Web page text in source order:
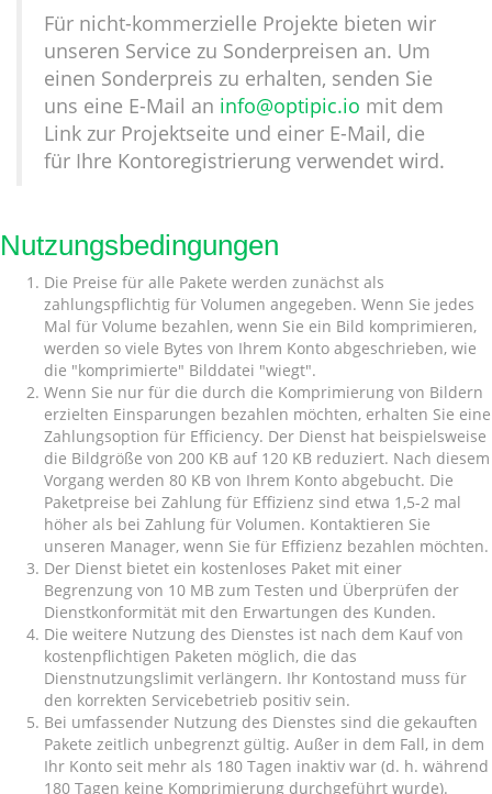
Für nicht-kommerzielle Projekte bieten wir
unseren Service zu Sonderpreisen an. Um
einen Sonderpreis zu erhalten, senden Sie
uns eine E-Mail an info@optipic.io mit dem
Link zur Projektseite und einer E-Mail, die
für Ihre Kontoregistrierung verwendet wird.
Nutzungsbedingungen
Die Preise für alle Pakete werden zunächst als
zahlungspflichtig für Volumen angegeben. Wenn Sie jedes
Mal für Volume bezahlen, wenn Sie ein Bild komprimieren,
werden so viele Bytes von Ihrem Konto abgeschrieben, wie
die "komprimierte" Bilddatei "wiegt".
Wenn Sie nur für die durch die Komprimierung von Bildern
erzielten Einsparungen bezahlen möchten, erhalten Sie eine
Zahlungsoption für Efficiency. Der Dienst hat beispielsweise
die Bildgröße von 200 KB auf 120 KB reduziert. Nach diesem
Vorgang werden 80 KB von Ihrem Konto abgebucht. Die
Paketpreise bei Zahlung für Effizienz sind etwa 1,5-2 mal
höher als bei Zahlung für Volumen. Kontaktieren Sie
unseren Manager, wenn Sie für Effizienz bezahlen möchten.
Der Dienst bietet ein kostenloses Paket mit einer
Begrenzung von 10 MB zum Testen und Überprüfen der
Dienstkonformität mit den Erwartungen des Kunden.
Die weitere Nutzung des Dienstes ist nach dem Kauf von
kostenpflichtigen Paketen möglich, die das
Dienstnutzungslimit verlängern. Ihr Kontostand muss für
den korrekten Servicebetrieb positiv sein.
Bei umfassender Nutzung des Dienstes sind die gekauften
Pakete zeitlich unbegrenzt gültig. Außer in dem Fall, in dem
Ihr Konto seit mehr als 180 Tagen inaktiv war (d. h. während
180 Tagen keine Komprimierung durchgeführt wurde).